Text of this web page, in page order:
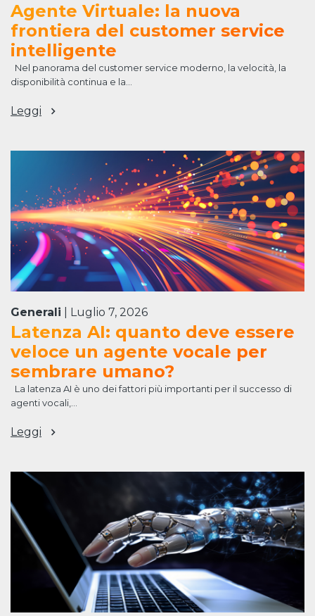
Agente Virtuale: la nuova
frontiera del customer service
intelligente
Nel panorama del customer service moderno, la velocità, la
disponibilità continua e la...
Leggi
Generali Luglio 7, 2026
Latenza AI: quanto deve essere
veloce un agente vocale per
sembrare umano?
La latenza AI è uno dei fattori più importanti per il successo di
agenti vocali,...
Leggi